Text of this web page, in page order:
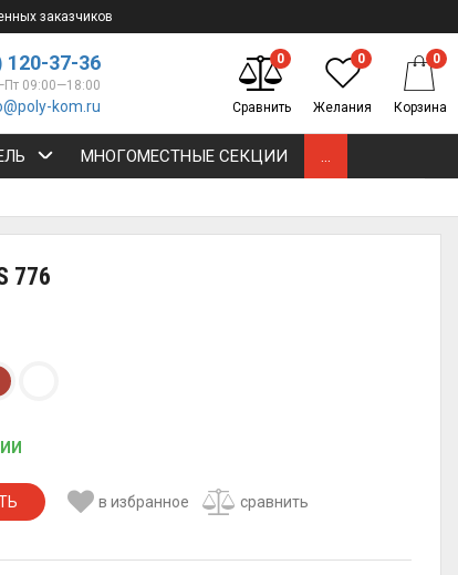
заказчиков
120-37-36
09:00—18:00
kom.ru
0
Сравнить
0
Желания
0
Корзина
МНОГОМЕСТНЫЕ СЕКЦИИ ...
776
в избранное сравнить